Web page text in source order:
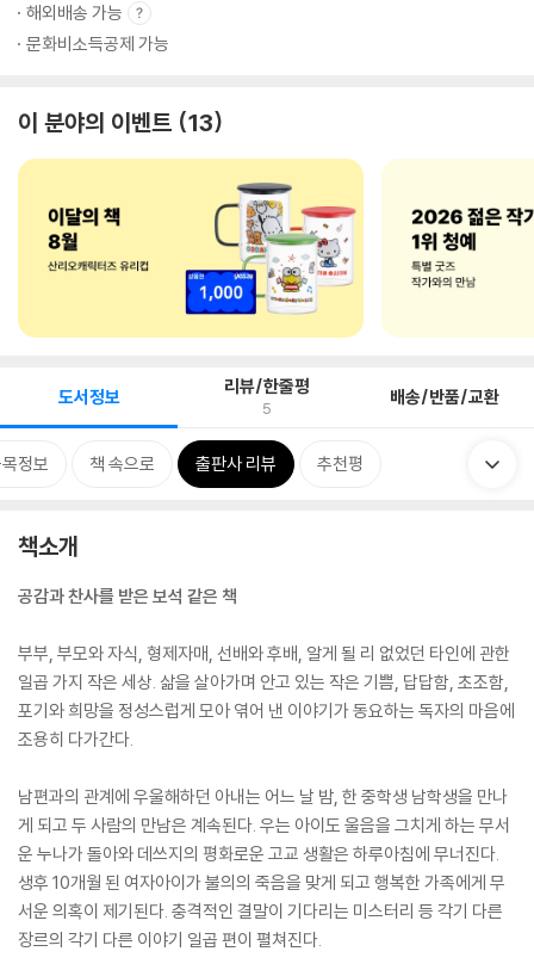
해외배송 가능
문화비소득공제 가능
이 분야의 이벤트 13
도서정보 리뷰/한줄평
5 배송/반품/교환
정보 책 속으로 출판사 리뷰 추천평
책소개
공감과 찬사를 받은 보석 같은 책
부부, 부모와 자식, 형제자매, 선배와 후배, 알게 될 리 없었던 타인에 관한
일곱 가지 작은 세상. 삶을 살아가며 안고 있는 작은 기쁨, 답답함, 초조함,
포기와 희망을 정성스럽게 모아 엮어 낸 이야기가 동요하는 독자의 마음에
조용히 다가간다.
남편과의 관계에 우울해하던 아내는 어느 날 밤, 한 중학생 남학생을 만나
게 되고 두 사람의 만남은 계속된다. 우는 아이도 울음을 그치게 하는 무서
운 누나가 돌아와 데쓰지의 평화로운 고교 생활은 하루아침에 무너진다.
생후 10개월 된 여자아이가 불의의 죽음을 맞게 되고 행복한 가족에게 무
서운 의혹이 제기된다. 충격적인 결말이 기다리는 미스터리 등 각기 다른
장르의 각기 다른 이야기 일곱 편이 펼쳐진다.